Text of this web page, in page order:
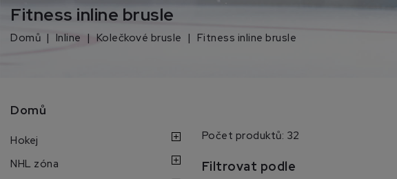
Fitness inline brusle
Domů Inline Kolečkové brusle Fitness inline brusle
Domů
Hokej
NHL zóna
Počet produktů: 32
Filtrovat podle